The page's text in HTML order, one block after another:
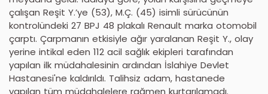
çalışan Reşit Y.’ye (53), M.Ç. (45) isimli sürücünün
kontrolündeki 27 BPJ 48 plakalı Renault marka otomobil
çarptı. Çarpmanın etkisiyle ağır yaralanan Reşit Y., olay
yerine intikal eden 112 acil sağlık ekipleri tarafından
yapılan ilk müdahalesinin ardından İslahiye Devlet
Hastanesi'ne kaldırıldı. Talihsiz adam, hastanede
yapılan tüm müdahalelere rağmen kurtarılamadı.